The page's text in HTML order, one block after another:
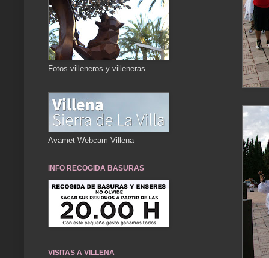
Fotos villeneros y villeneras
Avamet Webcam Villena
INFO RECOGIDA BASURAS
VISITAS A VILLENA